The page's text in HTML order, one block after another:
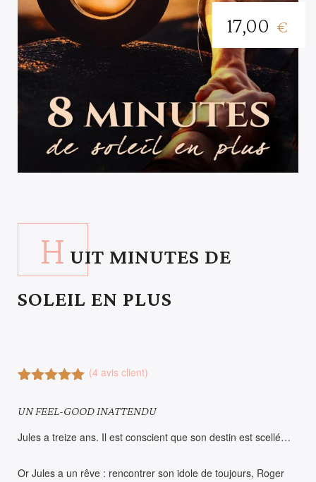
17,00 €
H UIT MINUTES DE
SOLEIL EN PLUS
sur 5
basé sur
notations
client
(4 avis client)
UN FEEL-GOOD INATTENDU
Jules a treize ans. Il est conscient que son destin est scellé…
Or Jules a un rêve : rencontrer son idole de toujours, Roger